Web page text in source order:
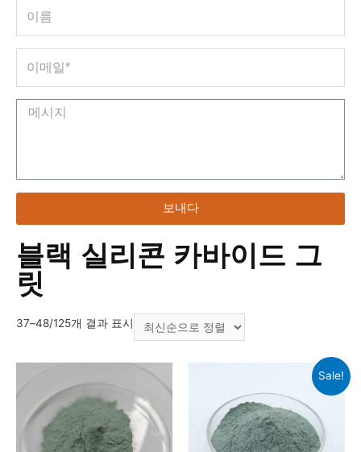
보내다
블랙 실리콘 카바이드 그
릿
37–48/125개 결과 표시
Sale!